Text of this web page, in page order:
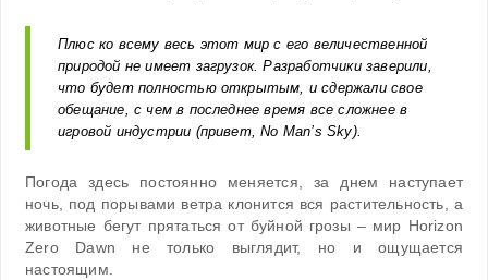
Плюс ко всему весь этот мир с его величественной
природой не имеет загрузок. Разработчики заверили,
что будет полностью открытым, и сдержали свое
обещание, с чем в последнее время все сложнее в
игровой индустрии (привет, No Man’s Sky).
Погода здесь постоянно меняется, за днем наступает
ночь, под порывами ветра клонится вся растительность, а
животные бегут прятаться от буйной грозы – мир Horizon
Zero Dawn не только выглядит, но и ощущается
настоящим.